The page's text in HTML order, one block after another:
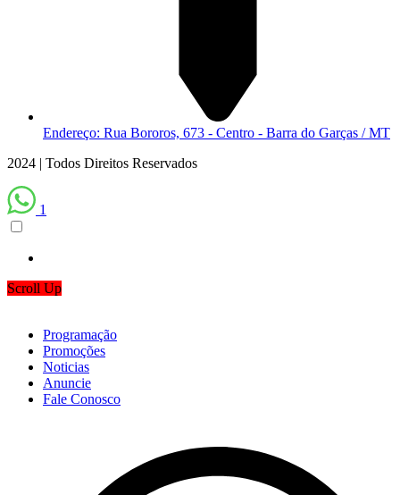
Endereço: Rua Bororos, 673 - Centro - Barra do Garças / MT
2024 | Todos Direitos Reservados
1
Scroll Up
Programação
Promoções
Noticias
Anuncie
Fale Conosco